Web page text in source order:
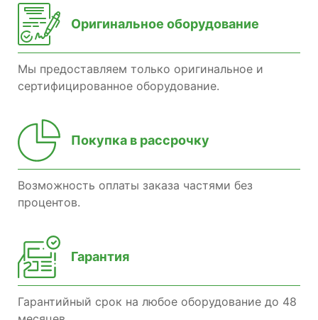
Оригинальное оборудование
Мы предоставляем только оригинальное и
сертифицированное оборудование.
Покупка в рассрочку
Возможность оплаты заказа частями без
процентов.
Гарантия
Гарантийный срок на любое оборудование до 48